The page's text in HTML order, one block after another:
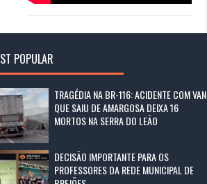
POPULAR
TRAGÉDIA NA BR-116: ACIDENTE COM VAN
QUE SAIU DE AMARGOSA DEIXA 16
MORTOS NA SERRA DO LEÃO
DECISÃO IMPORTANTE PARA OS
PROFESSORES DA REDE MUNICIPAL DE